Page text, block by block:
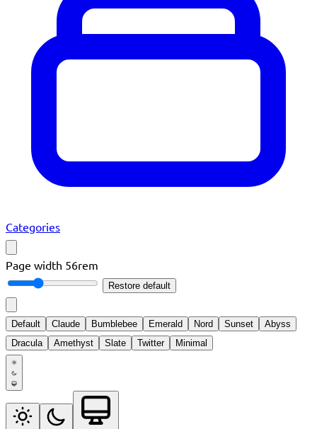
Categories
Page width 56rem
Restore default
Default Claude Bumblebee Emerald Nord Sunset
Abyss
Dracula
Amethyst Slate Twitter Minimal